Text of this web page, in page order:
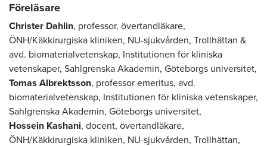
Föreläsare
Christer Dahlin, professor, övertandläkare,
ÖNH/Käkkirurgiska kliniken, NU-sjukvården, Trollhättan &
avd. biomaterialvetenskap, Institutionen för kliniska
vetenskaper, Sahlgrenska Akademin, Göteborgs universitet,
Tomas Albrektsson, professor emeritus, avd.
biomaterialvetenskap, Institutionen för kliniska vetenskaper,
Sahlgrenska Akademin, Göteborgs universitet,
Hossein Kashani, docent, övertandläkare,
ÖNH/Käkkirurgiska kliniken, NU-sjukvården, Trollhättan,